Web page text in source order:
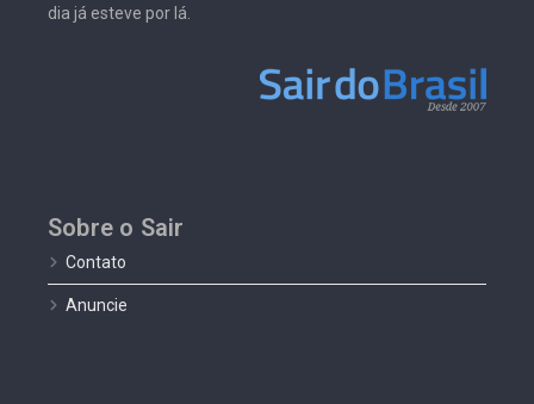
dia já esteve por lá.
Sobre o Sair
Contato
Anuncie